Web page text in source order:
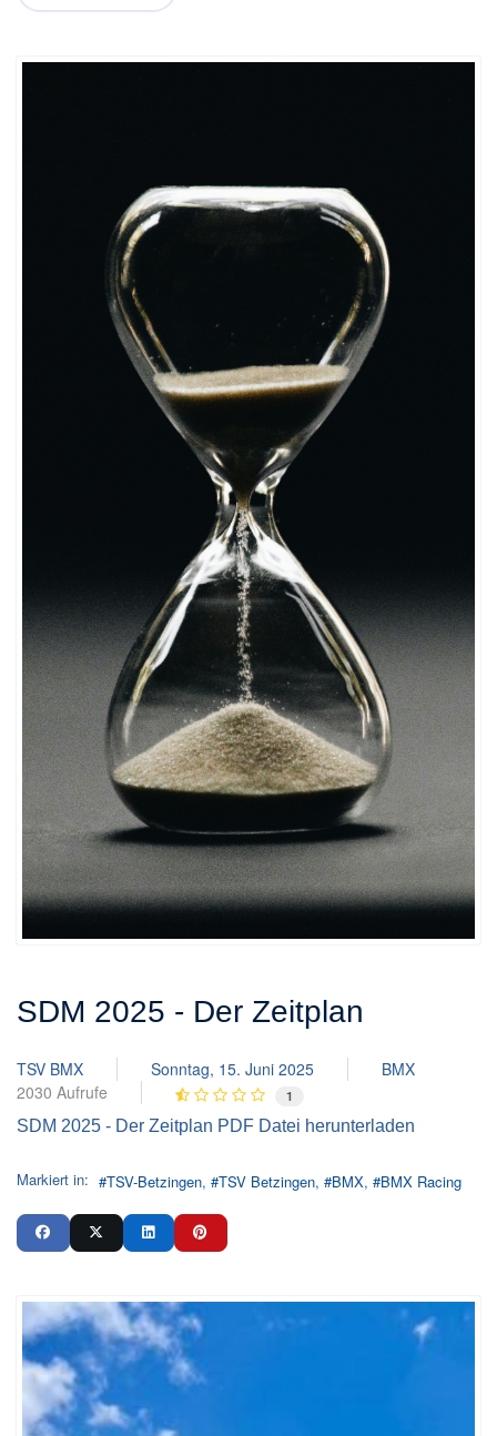
SDM 2025 - Der Zeitplan
TSV BMX Sonntag, 15. Juni 2025
BMX
2030 Aufrufe
1
SDM 2025 - Der Zeitplan PDF Datei herunterladen
Markiert in: TSV-Betzingen TSV Betzingen BMX BMX Racing